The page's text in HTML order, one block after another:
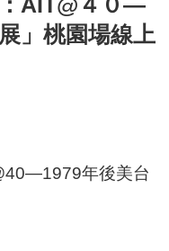
：AIT@４０—
」桃園場線上
年後美台